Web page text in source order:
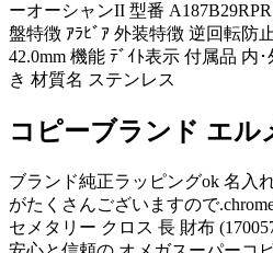
ーオーシャンII 型番
盤特徴 ｱﾗﾋﾞｱ 外装特徴 逆回転防
42.0mm 機能 ﾃﾞｲﾄ表示 付属品 内
き 材質名 ステンレス
コピーブランド エル
ブランド純正ラッピングok 名入
がたくさんございますので
セメタリー クロス 長 財布